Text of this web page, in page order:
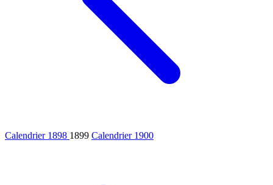
Calendrier 1898 1899 Calendrier 1900